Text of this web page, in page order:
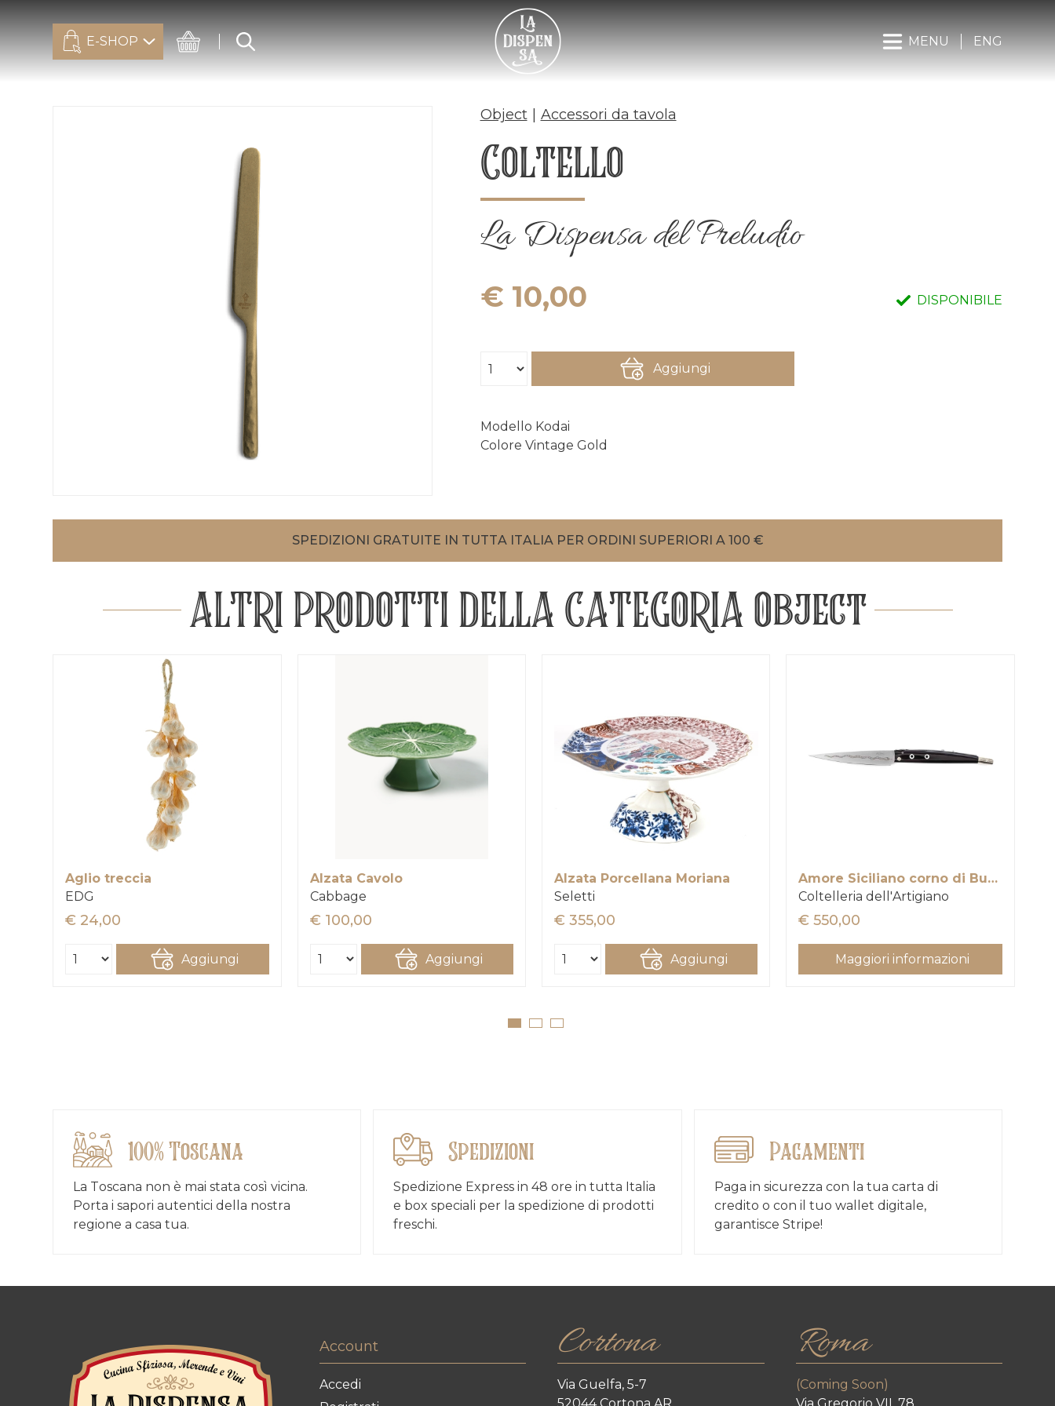
E-SHOP MENU ENG
Object Accessori da tavola
Coltello
La Dispensa del Preludio
€ 10,00 DISPONIBILE
Aggiungi
Modello Kodai
Colore Vintage Gold
SPEDIZIONI GRATUITE IN TUTTA ITALIA PER ORDINI SUPERIORI A 100 €
ALTRI PRODOTTI DELLA CATEGORIA Object
Aglio treccia
EDG
€ 24,00
Aggiungi
Alzata Cavolo
Cabbage
€ 100,00
Aggiungi
Alzata Porcellana Moriana
Seletti
€ 355,00
Aggiungi
Amore Siciliano corno di Bufalo argento
Coltelleria dell'Artigiano
€ 550,00
Maggiori informazioni
100% Toscana
La Toscana non è mai stata così vicina.
Porta i sapori autentici della nostra
regione a casa tua.
Spedizioni
Spedizione Express in 48 ore in tutta Italia
e box speciali per la spedizione di prodotti
freschi.
Pagamenti
Paga in sicurezza con la tua carta di
credito o con il tuo wallet digitale,
garantisce Stripe!
Account
Accedi
Cortona
Via Guelfa, 5-7
Roma
(Coming Soon)